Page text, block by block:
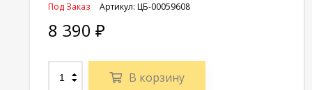
Артикул: ЦБ-00059608
Под Заказ
8 390 ₽
В корзину